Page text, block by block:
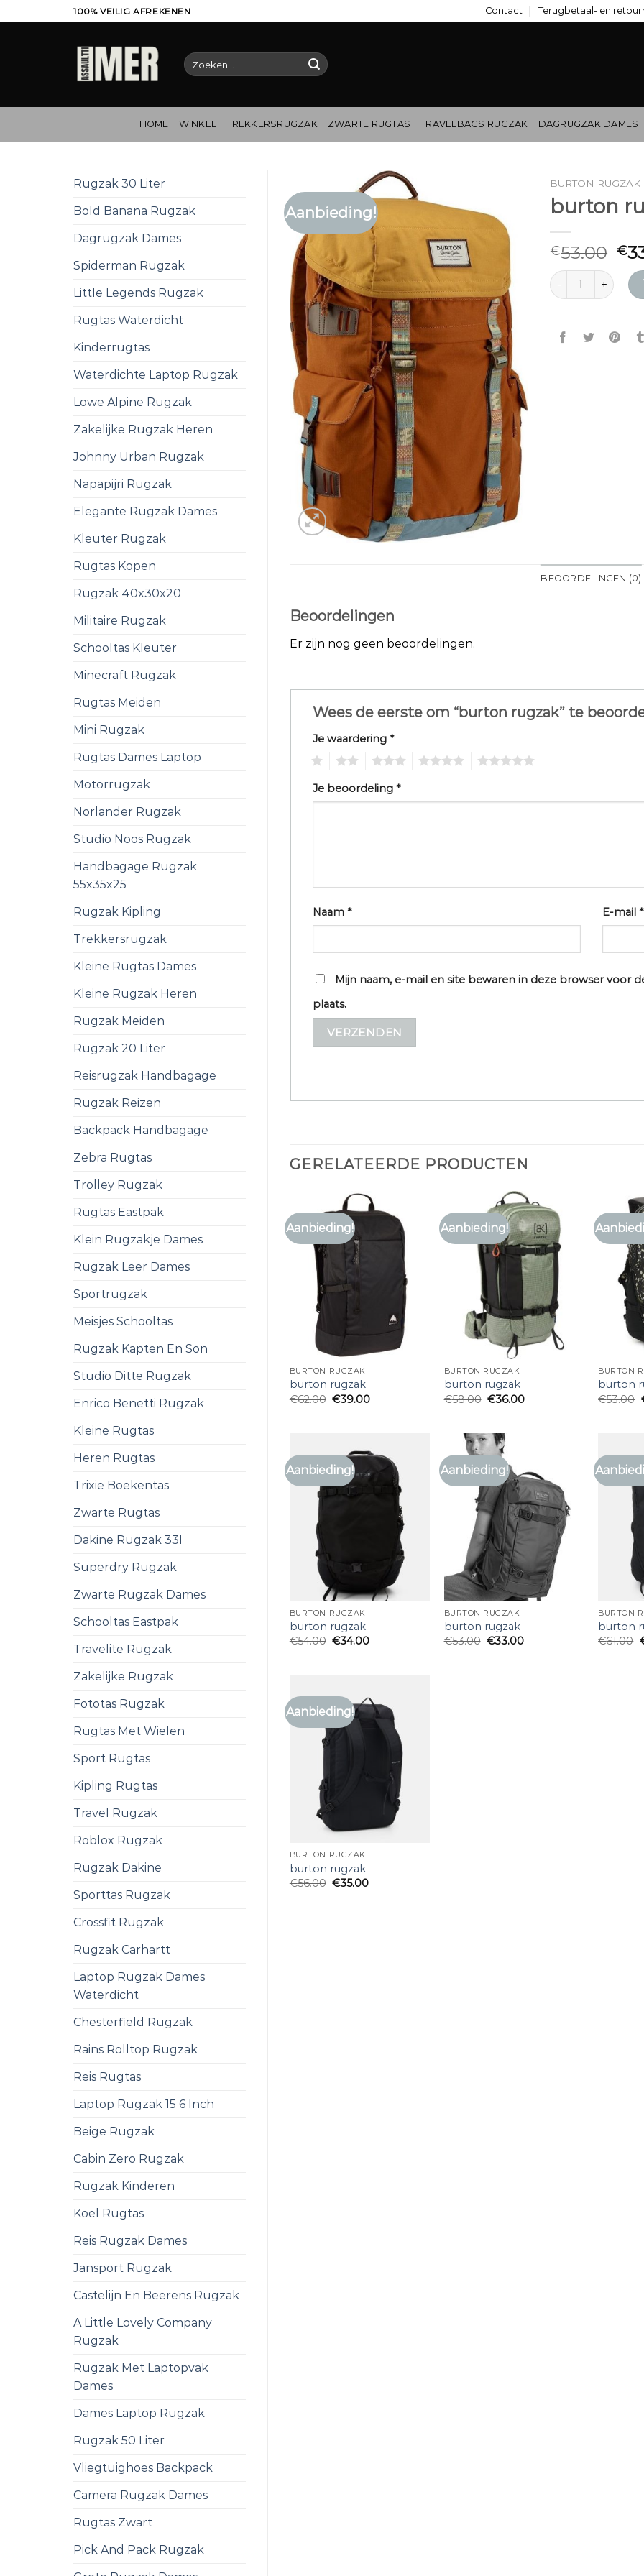
naar
100% VEILIG AFREKENEN Contact Terugbetaal- en
Zoeken
naar:
HOME WINKEL TREKKERSRUGZAK ZWARTE RUGTAS TRAVELBAGS RUGZAK DAGRUGZAK DAMES
Rugzak 30 Liter
Bold Banana Rugzak
Dagrugzak Dames
Spiderman Rugzak
Little Legends Rugzak
Rugtas Waterdicht
Kinderrugtas
Waterdichte Laptop Rugzak
Lowe Alpine Rugzak
Zakelijke Rugzak Heren
Johnny Urban Rugzak
Napapijri Rugzak
Elegante Rugzak Dames
Kleuter Rugzak
Rugtas Kopen
Rugzak 40x30x20
Militaire Rugzak
Schooltas Kleuter
Minecraft Rugzak
Rugtas Meiden
Mini Rugzak
Rugtas Dames Laptop
Motorrugzak
Norlander Rugzak
Studio Noos Rugzak
Handbagage Rugzak
55x35x25
Rugzak Kipling
Trekkersrugzak
Kleine Rugtas Dames
Kleine Rugzak Heren
Rugzak Meiden
Rugzak 20 Liter
Reisrugzak Handbagage
Rugzak Reizen
Backpack Handbagage
Zebra Rugtas
Trolley Rugzak
Rugtas Eastpak
Klein Rugzakje Dames
Rugzak Leer Dames
Sportrugzak
Meisjes Schooltas
Rugzak Kapten En Son
Studio Ditte Rugzak
Enrico Benetti Rugzak
Kleine Rugtas
Heren Rugtas
Trixie Boekentas
Zwarte Rugtas
Dakine Rugzak 33l
Superdry Rugzak
Zwarte Rugzak Dames
Schooltas Eastpak
Travelite Rugzak
Zakelijke Rugzak
Fototas Rugzak
Rugtas Met Wielen
Sport Rugtas
Kipling Rugtas
Travel Rugzak
Roblox Rugzak
Rugzak Dakine
Sporttas Rugzak
Crossfit Rugzak
Rugzak Carhartt
Laptop Rugzak Dames
Waterdicht
Chesterfield Rugzak
Rains Rolltop Rugzak
Reis Rugtas
Laptop Rugzak 15 6 Inch
Beige Rugzak
Cabin Zero Rugzak
Rugzak Kinderen
Koel Rugtas
Reis Rugzak Dames
Jansport Rugzak
Castelijn En Beerens Rugzak
A Little Lovely Company
Rugzak
Rugzak Met Laptopvak
Dames
Dames Laptop Rugzak
Rugzak 50 Liter
Vliegtuighoes Backpack
Camera Rugzak Dames
Rugtas Zwart
Pick And Pack Rugzak
Aanbieding!
BURTON RUGZAK
burton
€53.00 €
burton rugzak
BEOORDELINGEN (0)
Beoordelingen
Er zijn nog geen beoordelingen.
Wees de eerste om “burton rugzak” te
Je waardering *
Je beoordeling *
Naam * E-mail *
Mijn naam, e-mail en site bewaren in deze browser voor
plaats.
GERELATEERDE PRODUCTEN
Aanbieding!
BURTON RUGZAK
burton rugzak
€62.00 €39.00
Aanbieding!
BURTON RUGZAK
burton rugzak
€58.00 €36.00
BURTON
burton
€53.00
Aanbieding!
BURTON RUGZAK
burton rugzak
€54.00 €34.00
Aanbieding!
BURTON RUGZAK
burton rugzak
€53.00 €33.00
BURTON
burton
€61.00
Aanbieding!
BURTON RUGZAK
burton rugzak
€56.00 €35.00